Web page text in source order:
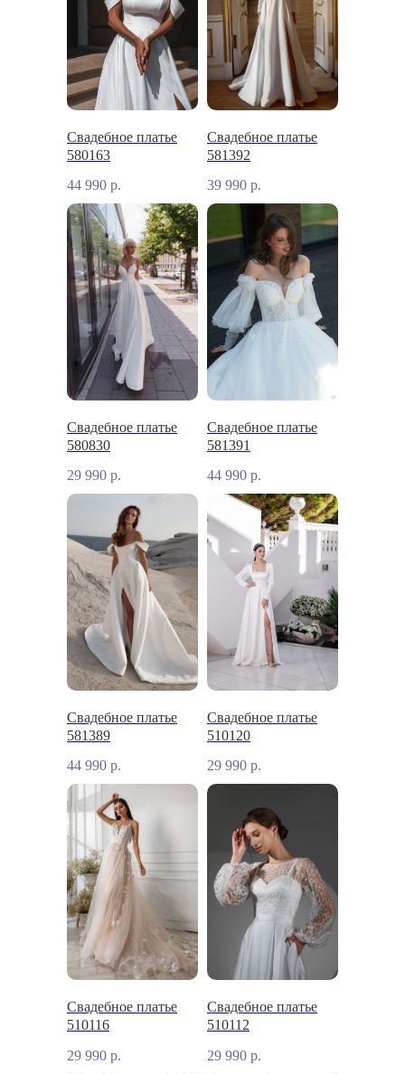
Свадебное платье
580163
44 990 р.
Свадебное платье
581392
39 990 р.
Свадебное платье
580830
29 990 р.
Свадебное платье
581391
44 990 р.
Свадебное платье
581389
44 990 р.
Свадебное платье
510120
29 990 р.
Свадебное платье
510116
29 990 р.
Свадебное платье
510112
29 990 р.